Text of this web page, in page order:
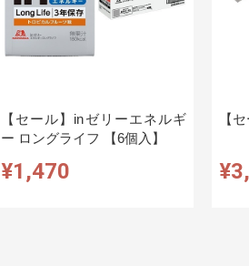
【セール】inゼリーエネルギ
ー ロングライフ 【6個入】
¥1,470
【